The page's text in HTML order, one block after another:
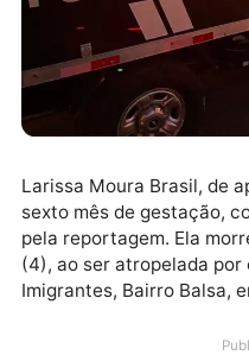
Larissa Moura Brasil,